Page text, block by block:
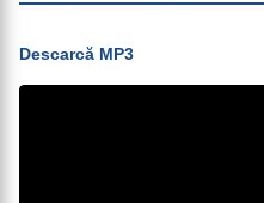
Descarcă MP3